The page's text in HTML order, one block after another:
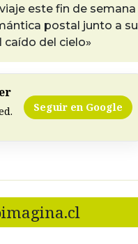
este fin de semana
postal junto a su
caído del cielo»
Seguir en Google